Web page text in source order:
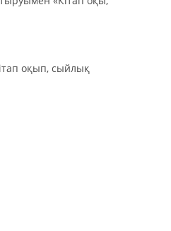
оқып, сыйлық